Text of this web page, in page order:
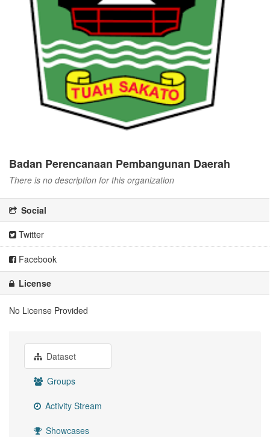
Badan Perencanaan Pembangunan Daerah
There is no description for this organization
Social
Twitter
Facebook
License
No License Provided
Dataset
Groups
Activity Stream
Showcases